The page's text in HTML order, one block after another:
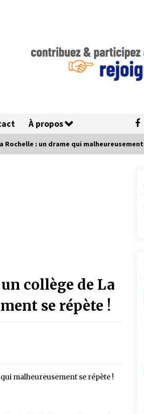
À propos
Rochelle : un drame qui
collège de La
se répète !
malheureusement se répète !